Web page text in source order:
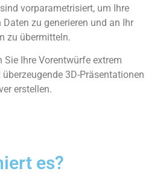
vorparametrisiert, um Ihre
zu generieren und an Ihr
zu übermitteln.
Sie Ihre Vorentwürfe extrem
3D-Präsentationen
erstellen.
es?